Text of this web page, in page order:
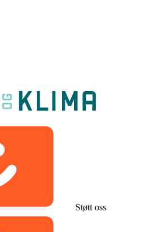
Støtt oss